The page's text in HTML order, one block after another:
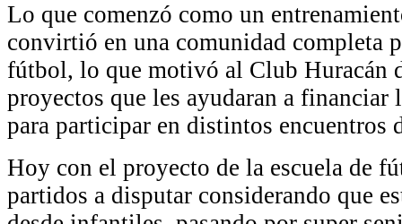
Lo que comenzó como un
convirtió en una comunidad completa
fútbol, lo que motivó al Club Huracán
proyectos que les ayudaran a
para participar en distintos encuentros
Hoy con el proyecto de la escuela de
partidos a disputar considerando que